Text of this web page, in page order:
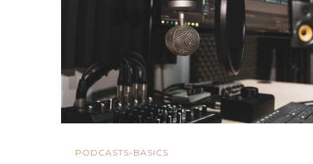
PODCASTS-BASICS